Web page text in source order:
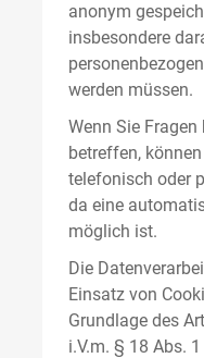
anonym
insbesondere
werden müssen.
Wenn Sie
betreffen,
telefonisch oder
da eine
möglich ist.
Die
Einsatz von
Grundlage des
i.V.m. § 18 Abs.